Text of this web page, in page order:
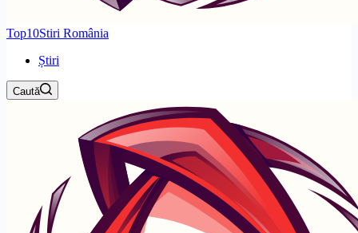
Top10Stiri România
Știri
Caută